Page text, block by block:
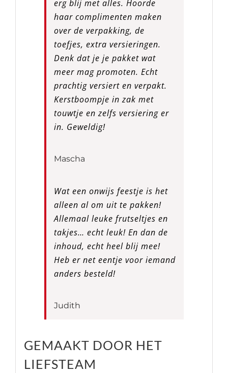
erg blij met alles. Hoorde
haar complimenten maken
over de verpakking, de
toefjes, extra versieringen.
Denk dat je je pakket wat
meer mag promoten. Echt
prachtig versiert en verpakt.
Kerstboompje in zak met
touwtje en zelfs versiering er
in. Geweldig!
Mascha
Wat een onwijs feestje is het
alleen al om uit te pakken!
Allemaal leuke frutseltjes en
takjes… echt leuk! En dan de
inhoud, echt heel blij mee!
Heb er net eentje voor iemand
anders besteld!
Judith
GEMAAKT DOOR HET
LIEFSTEAM